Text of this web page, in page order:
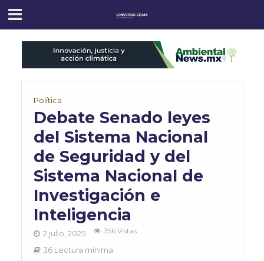
Política
Debate Senado leyes
del Sistema Nacional
de Seguridad y del
Sistema Nacional de
Investigación e
Inteligencia
2 julio, 2025 356 Vistas
36 Lectura mínima